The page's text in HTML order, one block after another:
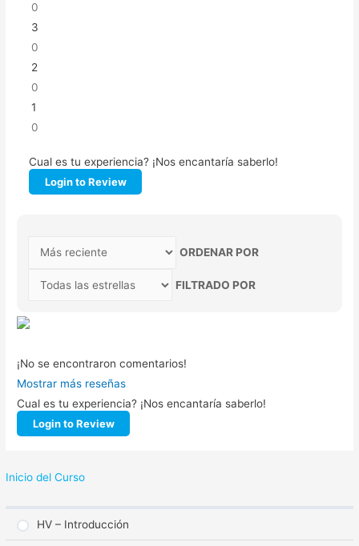
Inicio del Curso
HV – Introducción
0
3
0
2
0
1
0
Cual es tu experiencia? ¡Nos encantaría saberlo!
Login to Review
ORDENAR POR
FILTRADO POR
¡No se encontraron comentarios!
Mostrar más reseñas
Cual es tu experiencia? ¡Nos encantaría saberlo!
Login to Review